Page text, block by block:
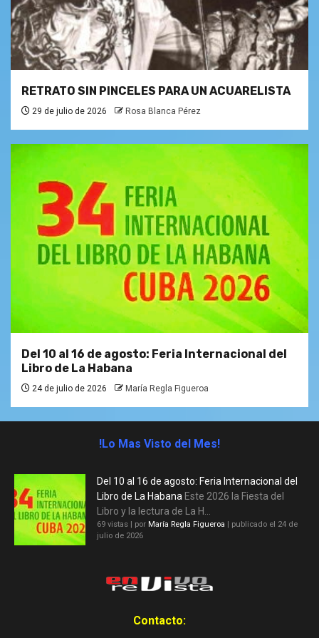
RETRATO SIN PINCELES PARA UN ACUARELISTA
29 de julio de 2026 Rosa Blanca Pérez
Del 10 al 16 de agosto: Feria Internacional del
Libro de La Habana
24 de julio de 2026 María Regla Figueroa
!Lo Mas Visto del Mes!
Del 10 al 16 de agosto: Feria Internacional del
Libro de La Habana Este 2026 la Fiesta del
Libro y la lectura de La H...
69 vistas | por María Regla Figueroa | publicado el 24 de
julio de 2026
Contacto: